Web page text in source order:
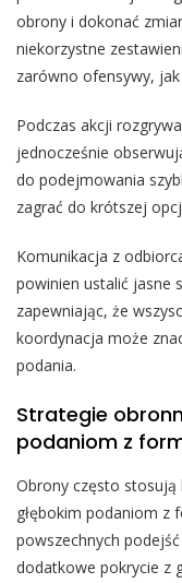
obrony i dokonać
niekorzystne
zarówno ofensywy,
Podczas akcji
jednocześnie
do podejmowania
zagrać do krótszej
Komunikacja z
powinien ustalić jasne
zapewniając, że
koordynacja może
podania.
Strategie
podaniom z
Obrony często stosują
głębokim podaniom z
powszechnych
dodatkowe pokrycie z